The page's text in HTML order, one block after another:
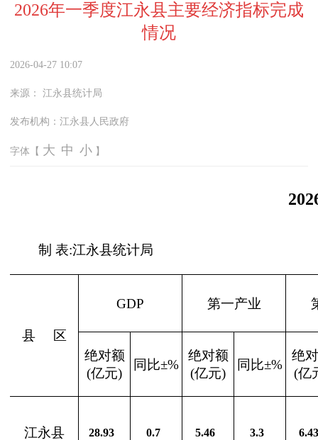
2026年一季度江永县主要经济指标完成
情况
2026-04-27 10:07
来源： 江永县统计局
发布机构： 江永县人民政府
字体【 大 中 小 】
制 表:江永县统计局
县 区
GDP 第一产业
绝对额
(亿元)
同比±%
绝对额
(亿元)
同比±%
绝
(亿
江永县 28.93 0.7 5.46 3.3 6.43